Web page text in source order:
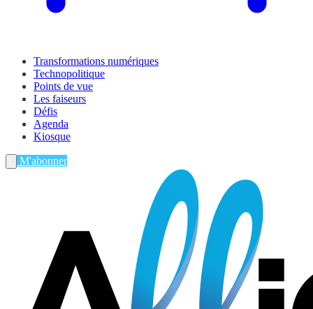
Transformations numériques
Technopolitique
Points de vue
Les faiseurs
Défis
Agenda
Kiosque
M'abonner